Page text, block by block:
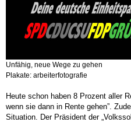
Unfähig, neue Wege zu gehen
Plakate: arbeiterfotografie
Heute schon haben 8 Prozent aller
wenn sie dann in Rente gehen”.
Situation. Der Präsident der